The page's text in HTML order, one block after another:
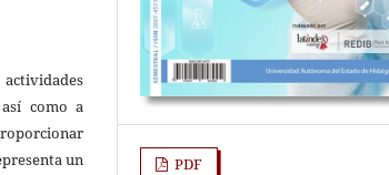
como a
un
PDF